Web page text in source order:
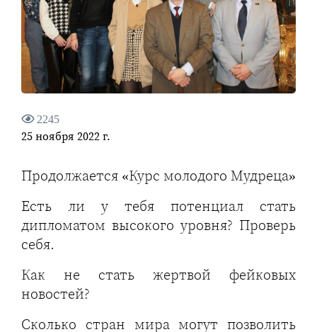
2245
25 ноября 2022 г.
Продолжается «Курс молодого Мудреца»
Есть ли у тебя потенциал стать
дипломатом высокого уровня? Проверь
себя.
Как не стать жертвой фейковых
новостей?
Сколько стран мира могут позволить